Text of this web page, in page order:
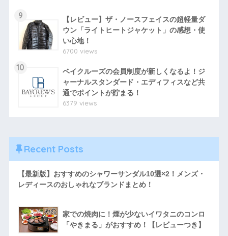
9
【レビュー】ザ・ノースフェイスの超軽量ダ
ウン「ライトヒートジャケット」の感想・使
い心地！
6700 views
10
ベイクルーズの会員制度が新しくなるよ！ジ
ャーナルスタンダード・エディフィスなど共
通でポイントが貯まる！
6379 views
Recent Posts
【最新版】おすすめのシャワーサンダル10選×2！メンズ・
レディースのおしゃれなブランドまとめ！
家での焼肉に！煙が少ないイワタニのコンロ
「やきまる」がおすすめ！【レビューつき】